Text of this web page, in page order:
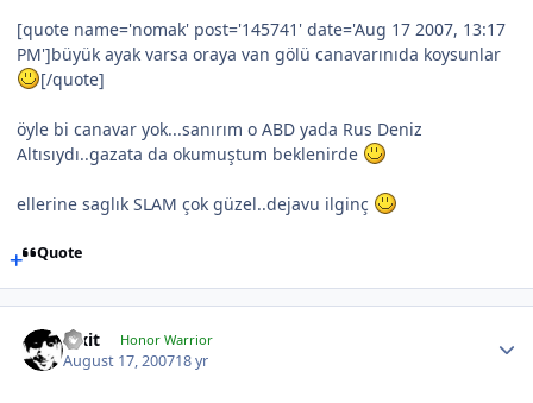
[quote name='nomak' post='145741' date='Aug 17 2007, 13:17
PM']büyük ayak varsa oraya van gölü canavarınıda koysunlar
[/quote]
öyle bi canavar yok...sanırım o ABD yada Rus Deniz
Altısıydı..gazata da okumuştum beklenirde
ellerine saglık SLAM çok güzel..dejavu ilginç
Quote
Pixit Honor Warrior
August 17, 200718 yr